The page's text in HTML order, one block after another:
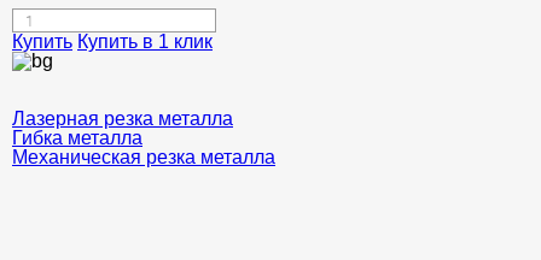
Купить Купить в 1 клик
Лазерная резка металла
Гибка металла
Механическая резка металла